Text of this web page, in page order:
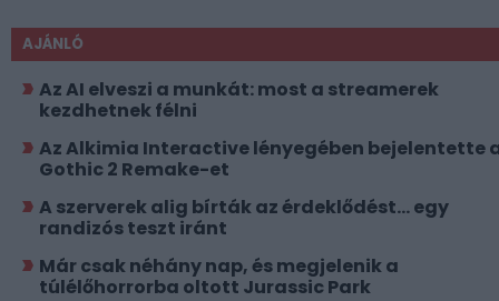
AJÁNLÓ
Az AI elveszi a munkát: most a streamerek
kezdhetnek félni
Az Alkimia Interactive lényegében bejelentette
Gothic 2 Remake-et
A szerverek alig bírták az érdeklődést... egy
randizós teszt iránt
Már csak néhány nap, és megjelenik a
túlélőhorrorba oltott Jurassic Park